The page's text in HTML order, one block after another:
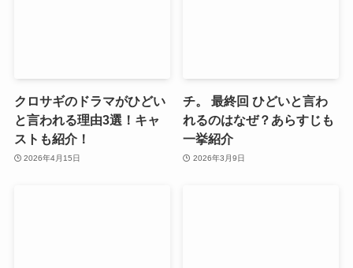
クロサギのドラマがひどい
と言われる理由3選！キャ
ストも紹介！
2026年4月15日
チ。 最終回 ひどいと言わ
れるのはなぜ？あらすじも
一挙紹介
2026年3月9日